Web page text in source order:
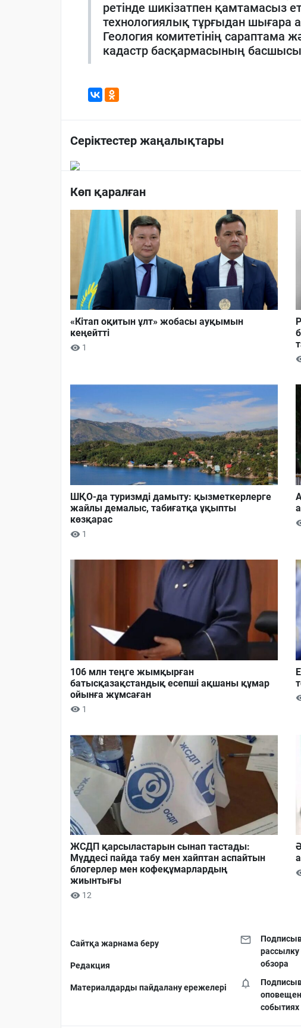
ретінде шикізатпен қамтамасыз
технологиялық тұрғыдан
Геология комитетінің сараптама
кадастр басқармасының
Серіктестер жаңалықтары
Көп қаралған
«Кітап оқитын ұлт» жобасы ауқымын
кеңейтті
1
ШҚО-да туризмді дамыту: қызметкерлерге
жайлы демалыс, табиғатқа ұқыпты
көзқарас
1
106 млн теңге жымқырған
батысқазақстандық есепші ақшаны құмар
ойынға жұмсаған
1
ЖСДП қарсыластарын сынап тастады:
Мүддесі пайда табу мен хайптан аспайтын
блогерлер мен кофеқұмарлардың
жиынтығы
12
Сайтқа жарнама беру
Редакция
Материалдарды пайдалану ережелері
обзора
событиях